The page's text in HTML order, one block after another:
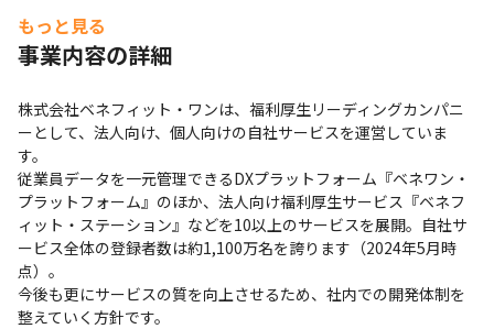
もっと見る
事業内容の詳細
株式会社ベネフィット・ワンは、福利厚生リーディングカンパニ
ーとして、法人向け、個人向けの自社サービスを運営していま
す。
従業員データを一元管理できるDXプラットフォーム『ベネワン・
プラットフォーム』のほか、法人向け福利厚生サービス『ベネフ
ィット・ステーション』などを10以上のサービスを展開。自社サ
ービス全体の登録者数は約1,100万名を誇ります（2024年5月時
点）。
今後も更にサービスの質を向上させるため、社内での開発体制を
整えていく方針です。